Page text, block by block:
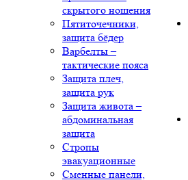
скрытого ношения
Пятиточечники,
защита бёдер
Варбелты –
тактические пояса
Защита плеч,
защита рук
Защита живота –
абдоминальная
защита
Стропы
эвакуационные
Сменные панели,